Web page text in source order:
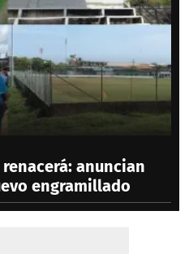
anuncian
engramillado